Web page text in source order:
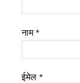
नाम*
ईमेल *